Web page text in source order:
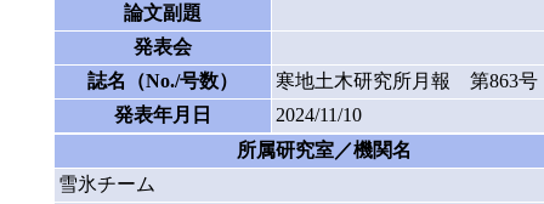
論文副題
発表会
誌名（No./号数）
寒地土木研究所月報 第863号
発表年月日
2024/11/10
所属研究室／機関名
雪氷チーム